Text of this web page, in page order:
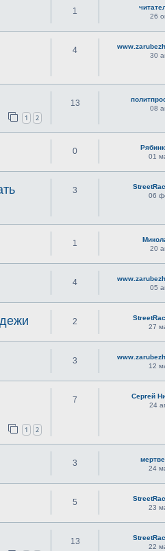
1
26
4
30
1 2
13
08
0
01
3
06
1
20
4
05
2
27
3
12
1 2
7
Сергей
24
3
24
5
23
13
22